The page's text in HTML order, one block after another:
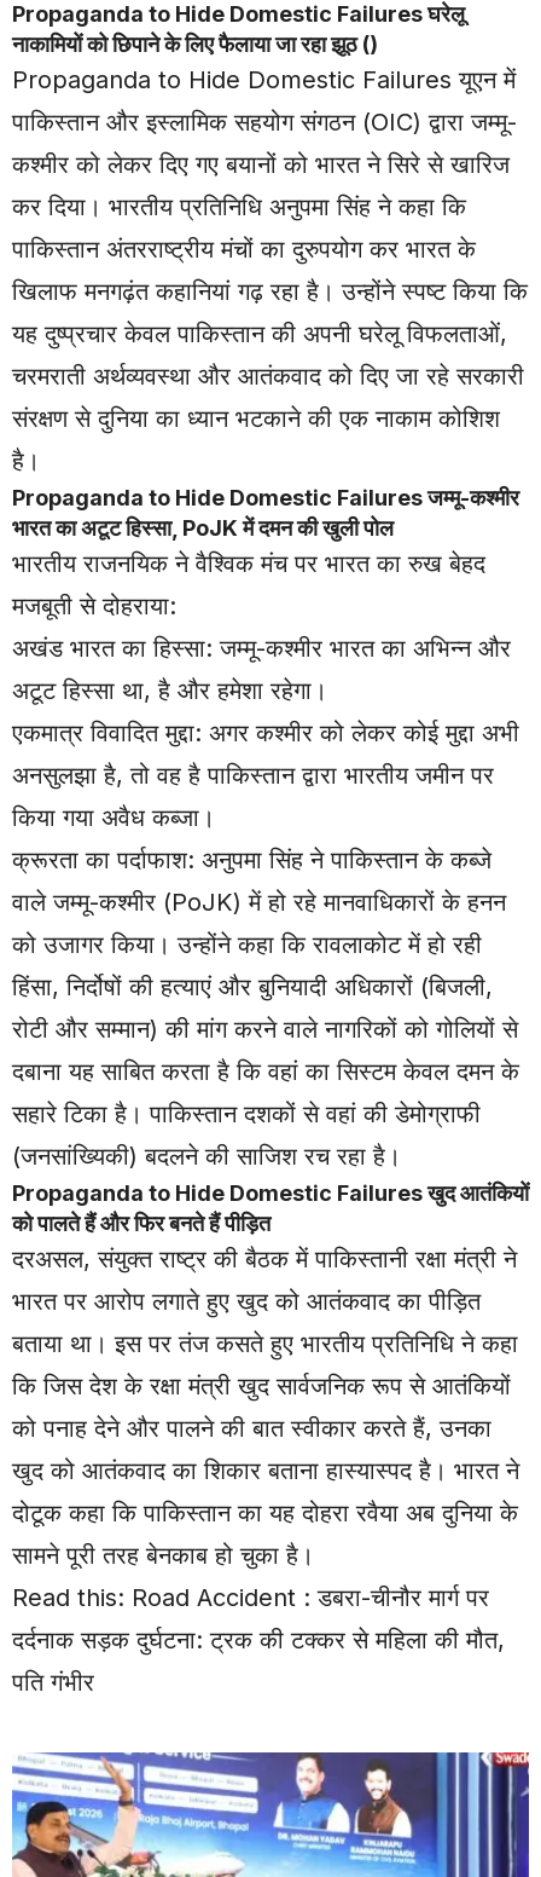
Propaganda to Hide Domestic Failures घरेलू
नाकामियों को छिपाने के लिए फैलाया जा रहा झूठ ()
Propaganda to Hide Domestic Failures यूएन में
पाकिस्तान और इस्लामिक सहयोग संगठन (OIC) द्वारा जम्मू-
कश्मीर को लेकर दिए गए बयानों को भारत ने सिरे से खारिज
कर दिया। भारतीय प्रतिनिधि अनुपमा सिंह ने कहा कि
पाकिस्तान अंतरराष्ट्रीय मंचों का दुरुपयोग कर भारत के
खिलाफ मनगढ़ंत कहानियां गढ़ रहा है। उन्होंने स्पष्ट किया कि
यह दुष्प्रचार केवल पाकिस्तान की अपनी घरेलू विफलताओं,
चरमराती अर्थव्यवस्था और आतंकवाद को दिए जा रहे सरकारी
संरक्षण से दुनिया का ध्यान भटकाने की एक नाकाम कोशिश
है।
Propaganda to Hide Domestic Failures जम्मू-कश्मीर
भारत का अटूट हिस्सा, PoJK में दमन की खुली पोल
भारतीय राजनयिक ने वैश्विक मंच पर भारत का रुख बेहद
मजबूती से दोहराया:
अखंड भारत का हिस्सा: जम्मू-कश्मीर भारत का अभिन्न और
अटूट हिस्सा था, है और हमेशा रहेगा।
एकमात्र विवादित मुद्दा: अगर कश्मीर को लेकर कोई मुद्दा अभी
अनसुलझा है, तो वह है पाकिस्तान द्वारा भारतीय जमीन पर
किया गया अवैध कब्जा।
क्रूरता का पर्दाफाश: अनुपमा सिंह ने पाकिस्तान के कब्जे
वाले जम्मू-कश्मीर (PoJK) में हो रहे मानवाधिकारों के हनन
को उजागर किया। उन्होंने कहा कि रावलाकोट में हो रही
हिंसा, निर्दोषों की हत्याएं और बुनियादी अधिकारों (बिजली,
रोटी और सम्मान) की मांग करने वाले नागरिकों को गोलियों से
दबाना यह साबित करता है कि वहां का सिस्टम केवल दमन के
सहारे टिका है। पाकिस्तान दशकों से वहां की डेमोग्राफी
(जनसांख्यिकी) बदलने की साजिश रच रहा है।
Propaganda to Hide Domestic Failures खुद आतंकियों
को पालते हैं और फिर बनते हैं पीड़ित
दरअसल, संयुक्त राष्ट्र की बैठक में पाकिस्तानी रक्षा मंत्री ने
भारत पर आरोप लगाते हुए खुद को आतंकवाद का पीड़ित
बताया था। इस पर तंज कसते हुए भारतीय प्रतिनिधि ने कहा
कि जिस देश के रक्षा मंत्री खुद सार्वजनिक रूप से आतंकियों
को पनाह देने और पालने की बात स्वीकार करते हैं, उनका
खुद को आतंकवाद का शिकार बताना हास्यास्पद है। भारत ने
दोटूक कहा कि पाकिस्तान का यह दोहरा रवैया अब दुनिया के
सामने पूरी तरह बेनकाब हो चुका है।
Read this: Road Accident : डबरा-चीनौर मार्ग पर
दर्दनाक सड़क दुर्घटना: ट्रक की टक्कर से महिला की मौत,
पति गंभीर